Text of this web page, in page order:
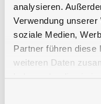
analysieren.
Verwendung
soziale Medien,
Partner führen diese
weiteren Daten
适配设备：X1-1
Radiometer/
国际可追溯校准
所有滤光探测器均按